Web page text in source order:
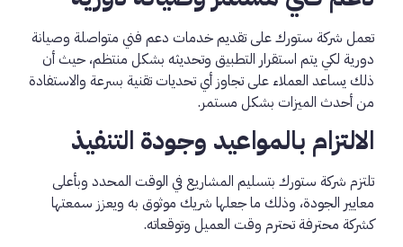
تعمل شركة ستورك على تقديم خدمات دعم فني متواصلة وصيانة
دورية لكي يتم استقرار التطبيق وتحديثه بشكل منتظم، حيث أن
ذلك يساعد العملاء على تجاوز أي تحديات تقنية بسرعة والاستفادة
من أحدث الميزات بشكل مستمر.
الالتزام بالمواعيد وجودة التنفيذ
تلتزم شركة ستورك بتسليم المشاريع في الوقت المحدد وبأعلى
معايير الجودة، وذلك ما جعلها شريك موثوق به ويعزز سمعتها
كشركة محترفة تحترم وقت العميل وتوقعاته.